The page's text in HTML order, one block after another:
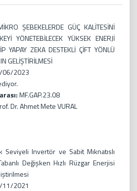
ŞEBEKELERDE GÜÇ KALİTESİNİ
YÖNETEBİLECEK YÜKSEK ENERJİ
YAPAY ZEKA DESTEKLİ ÇİFT YÖNLÜ
GELİŞTİRİLMESİ
06/2023
MF.GAP.23.08
Dr. Ahmet Mete VURAL
Seviyeli Invertör ve Sabit Mıknatıslı
Değişken Hızlı Rüzgar Enerjisi
11/2021